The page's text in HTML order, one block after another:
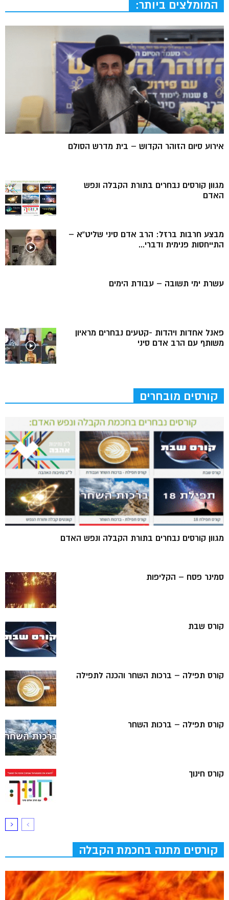
המומלצים ביותר:
אירוע סיום הזוהר הקדוש – בית מדרש הסולם
מגוון קורסים נבחרים בתורת הקבלה ונפש
האדם
מבצע חרבות ברזל: הרב אדם סיני שליט”א –
התייחסות פנימית ודברי...
עשרת ימי תשובה – עבודת הימים
פאנל אחדות ויהדות -קטעים נבחרים מראיון
משותף עם הרב אדם סיני
קורסים מובחרים
מגוון קורסים נבחרים בתורת הקבלה ונפש האדם
סמינר פסח – הקליפות
קורס שבת
קורס תפילה – ברכות השחר והכנה לתפילה
קורס תפילה – ברכות השחר
קורס חינוך
קורסים מתנה בחכמת הקבלה